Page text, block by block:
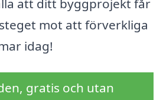
att ditt byggprojekt får
mot att förverkliga
idag!
gratis och utan